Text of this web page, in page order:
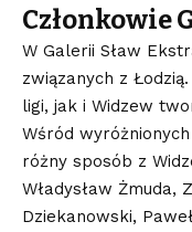
Członkowie
W Galerii Sław
związanych z
ligi, jak i Widzew
Wśród
różny sposób z
Władysław Żmuda,
Dziekanowski,